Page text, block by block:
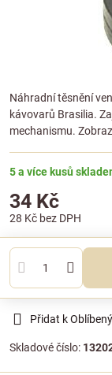
Náhradní těsnění
kávovarů Brasilia.
mechanismu.
5 a více kusů
34 Kč
28 Kč bez DPH
Přidat k
Skladové číslo: